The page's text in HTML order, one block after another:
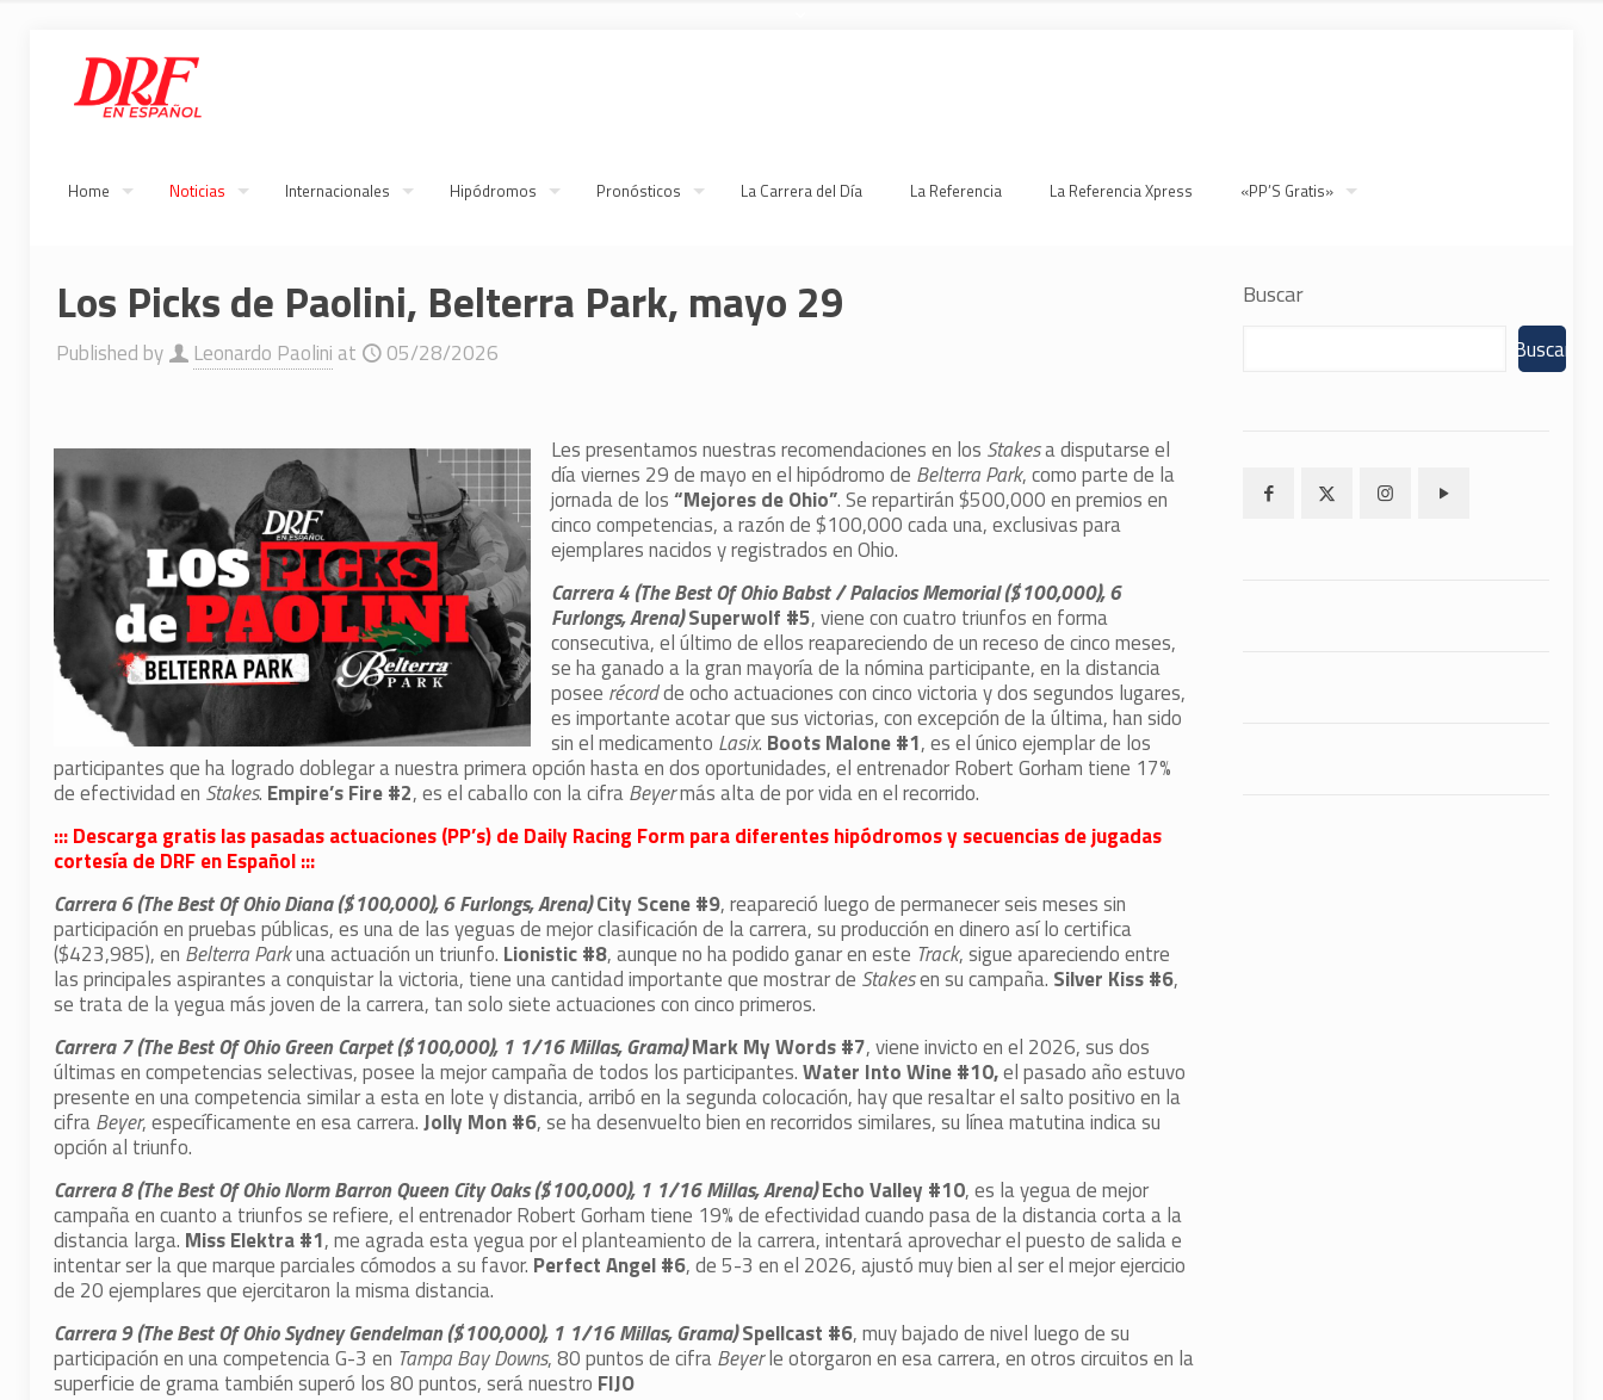
Home Noticias Internacionales Hipódromos Pronósticos La Carrera del Día La Referencia La Referencia Xpress «PP’S Gratis»
Los Picks de Paolini, Belterra Park, mayo 29
Published by Leonardo Paolini at 05/28/2026
Les presentamos nuestras recomendaciones en los Stakesa disputarse el
día viernes 29 de mayo en el hipódromo de Belterra Park, como parte de la
jornada de los“Mejores de Ohio”. Se repartirán $500,000 en premios en
cinco competencias, a razón de $100,000 cada una, exclusivas para
ejemplares nacidos y registrados en Ohio.
Carrera 4 (The Best Of Ohio Babst / Palacios Memorial ($100,000), 6
Furlongs, Arena)Superwolf #5, viene con cuatro triunfos en forma
consecutiva, el último de ellos reapareciendo de un receso de cinco meses,
se ha ganado a la gran mayoría de la nómina participante, en la distancia
posee récordde ocho actuaciones con cinco victoria y dos segundos lugares,
es importante acotar que sus victorias, con excepción de la última, han sido
sin el medicamento Lasix. Boots Malone #1, es el único ejemplar de los
participantes que ha logrado doblegar a nuestra primera opción hasta en dos oportunidades, el entrenador Robert Gorham tiene 17%
de efectividad en Stakes. Empire’s Fire #2, es el caballo con la cifraBeyermás alta de por vida en el recorrido.
::: Descarga gratis las pasadas actuaciones (PP’s) de Daily Racing Form para diferentes hipódromos y secuencias de jugadas
cortesía de DRF en Español :::
Carrera 6 (The Best Of Ohio Diana ($100,000), 6 Furlongs, Arena)City Scene #9, reapareció luego de permanecer seis meses sin
participación en pruebas públicas, es una de las yeguas de mejor clasificación de la carrera, su producción en dinero así lo certifica
($423,985), en Belterra Parkuna actuación un triunfo. Lionistic #8, aunque no ha podido ganar en este Track, sigue apareciendo entre
las principales aspirantes a conquistar la victoria, tiene una cantidad importante que mostrar de Stakesen su campaña. Silver Kiss #6,
se trata de la yegua más joven de la carrera, tan solo siete actuaciones con cinco primeros.
Carrera 7 (The Best Of Ohio Green Carpet ($100,000), 1 1/16 Millas, Grama)Mark My Words #7, viene invicto en el 2026, sus dos
últimas en competencias selectivas, posee la mejor campaña de todos los participantes.Water Into Wine #10,el pasado año estuvo
presente en una competencia similar a esta en lote y distancia, arribó en la segunda colocación, hay que resaltar el salto positivo en la
cifraBeyer,específicamente en esa carrera.Jolly Mon #6, se ha desenvuelto bien en recorridos similares, su línea matutina indica su
opción al triunfo.
Carrera 8 (The Best Of Ohio Norm Barron Queen City Oaks ($100,000), 1 1/16 Millas, Arena)Echo Valley #10, es la yegua de mejor
campaña en cuanto a triunfos se refiere, el entrenador Robert Gorham tiene 19% de efectividad cuando pasa de la distancia corta a la
distancia larga. Miss Elektra #1, me agrada esta yegua por el planteamiento de la carrera, intentará aprovechar el puesto de salida e
intentar ser la que marque parciales cómodos a su favor. Perfect Angel #6, de 5-3 en el 2026, ajustó muy bien al ser el mejor ejercicio
de 20 ejemplares que ejercitaron la misma distancia.
Carrera 9 (The Best Of Ohio Sydney Gendelman ($100,000), 1 1/16 Millas, Grama)Spellcast #6, muy bajado de nivel luego de su
participación en una competencia G-3 en Tampa Bay Downs, 80 puntos de cifraBeyerle otorgaron en esa carrera, en otros circuitos en la
superficie de grama también superó los 80 puntos, será nuestro FIJO
Buscar
Buscar